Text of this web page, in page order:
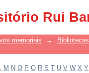
Rui
memoriais → Bibliotecas
M N O P Q R S T U V W X Y